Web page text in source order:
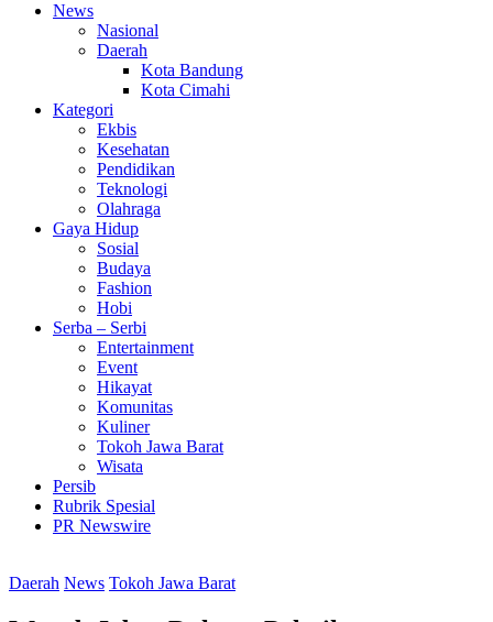
News
Nasional
Daerah
Kota Bandung
Kota Cimahi
Kategori
Ekbis
Kesehatan
Pendidikan
Teknologi
Olahraga
Gaya Hidup
Sosial
Budaya
Fashion
Hobi
Serba – Serbi
Entertainment
Event
Hikayat
Komunitas
Kuliner
Tokoh Jawa Barat
Wisata
Persib
Rubrik Spesial
PR Newswire
Daerah News Tokoh Jawa Barat